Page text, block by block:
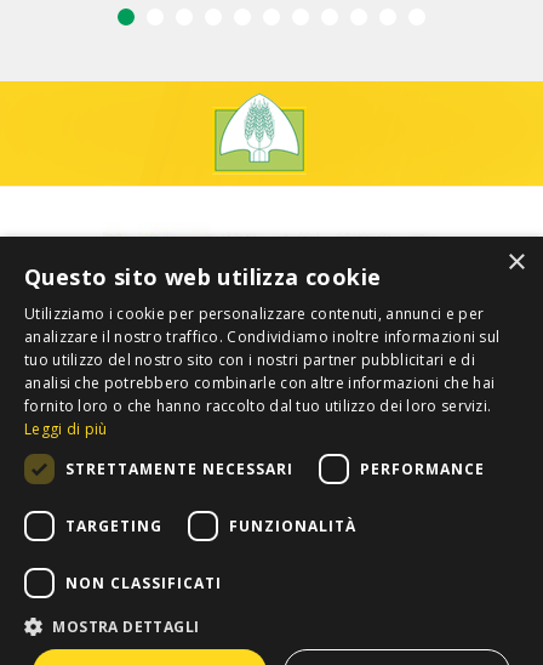
×
Questo sito web utilizza cookie
Utilizziamo i cookie per personalizzare contenuti, annunci e per
analizzare il nostro traffico. Condividiamo inoltre informazioni sul
tuo utilizzo del nostro sito con i nostri partner pubblicitari e di
analisi che potrebbero combinarle con altre informazioni che hai
fornito loro o che hanno raccolto dal tuo utilizzo dei loro servizi.
Leggi di più
STRETTAMENTE NECESSARI
PERFORMANCE
TARGETING FUNZIONALITÀ
NON CLASSIFICATI
MOSTRA DETTAGLI